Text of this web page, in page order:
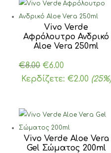
Vivo Verde
Αφρόλουτρο Ανδρικό
Aloe Vera 250ml
€8.00 Original
price
€6.00
τρέχουσα
€6.00.
Κερδίζετε: €2.00 (25%)
Vivo Verde Aloe Vera
Gel Σώματος 200ml